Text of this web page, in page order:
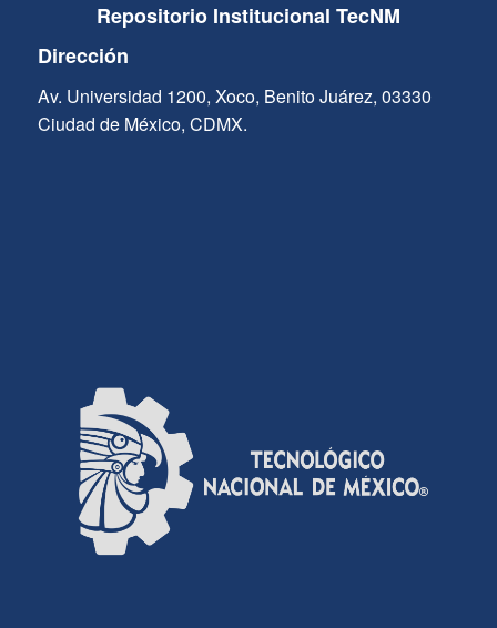
Repositorio Institucional TecNM
Dirección
Av. Universidad 1200, Xoco, Benito Juárez, 03330
Ciudad de México, CDMX.